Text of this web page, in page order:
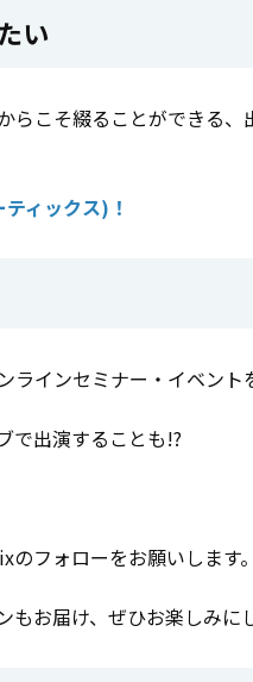
い
こそ綴ることができる
ィックス)！
インセミナー・イベント
で出演することも!?
フォローをお願いします。
お届け、ぜひお楽しみに